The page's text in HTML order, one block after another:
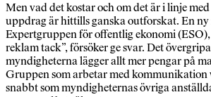
Men vad det kostar och om det är i linje
uppdrag är hittills ganska outforskat. En
Expertgruppen för offentlig ekonomi
reklam tack”, försöker ge svar. Det
myndigheterna lägger allt mer pengar på
Gruppen som arbetar med kommunikation
snabbt som myndigheternas övriga